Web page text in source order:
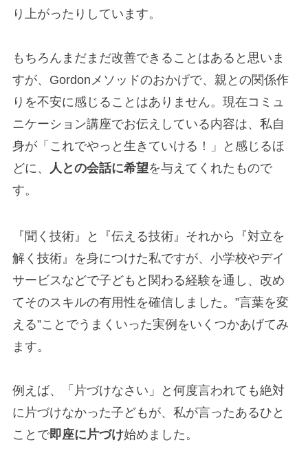
り上がったりしています。
もちろんまだまだ改善できることはあると思いま
すが、Gordonメソッドのおかげで、親との関係作
りを不安に感じることはありません。現在コミュ
ニケーション講座でお伝えしている内容は、私自
身が「これでやっと生きていける！」と感じるほ
どに、
人との会話に希望を与えてくれたもので
す。
『聞く技術』と『伝える技術』それから『対立を
解く技術』を身につけた私ですが、小学校やデイ
サービスなどで子どもと関わる経験を通し、改め
てそのスキルの有用性を確信しました。”言葉を変
える”ことでうまくいった実例をいくつかあげてみ
ます。
例えば、「片づけなさい」と何度言われても絶対
に片づけなかった子どもが、私が言ったあるひと
ことで即座に片づけ始めました。